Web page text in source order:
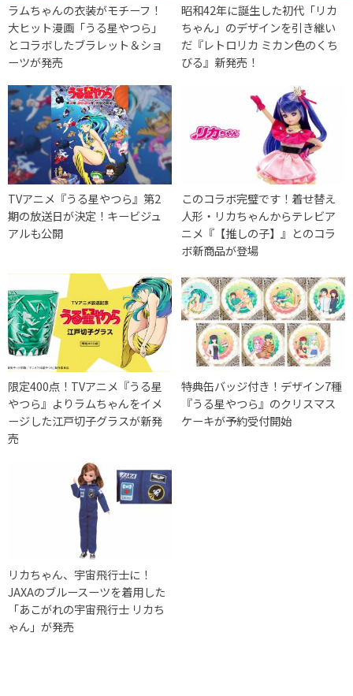
ラムちゃんの衣装がモチーフ！
大ヒット漫画「うる星やつら」
とコラボしたブラレット＆ショ
ーツが発売
昭和42年に誕生した初代「リカ
ちゃん」のデザインを引き継い
だ『レトロリカ ミカン色のくち
びる』新発売！
TVアニメ『うる星やつら』第2
期の放送日が決定！キービジュ
アルも公開
このコラボ完璧です！着せ替え
人形・リカちゃんからテレビア
ニメ『【推しの子】』とのコラ
ボ新商品が登場
限定400点！TVアニメ『うる星
やつら』よりラムちゃんをイメ
ージした江戸切子グラスが新発
売
特典缶バッジ付き！デザイン7種
『うる星やつら』のクリスマス
ケーキが予約受付開始
リカちゃん、宇宙飛行士に！
JAXAのブルースーツを着用した
「あこがれの宇宙飛行士 リカち
ゃん」が発売